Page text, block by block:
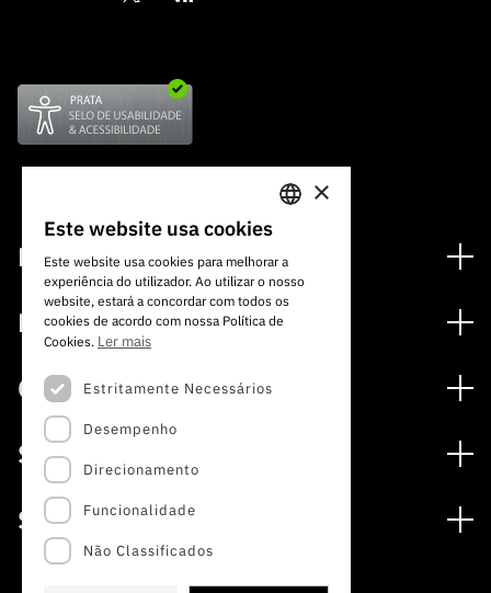
Financiamento
Programas de Financiamento
Internacional
Prémios
Media
Notas de Imprensa
Subscrever Newsletter
Subscrever Direct Mail de Concursos
Agenda
Publicações
Concursos
Concursos Abertos
Concursos Previstos
Concursos Fechados
Calendarização FCT 2026
Serviços
Serviços digitais: Tecnologia para o Conhecimento
Arquivo, Documentação e Informação
Acesso a dados estatísticos para fins científicos –
Sobre
A FCT
PORTUGUESE
ENGLISH
×
Este website usa cookies
Este website usa cookies para melhorar a
experiência do utilizador. Ao utilizar o nosso
website, estará a concordar com todos os
cookies de acordo com nossa Política de
Cookies. Ler mais
Estritamente Necessários
Desempenho
Direcionamento
Funcionalidade
Não Classificados